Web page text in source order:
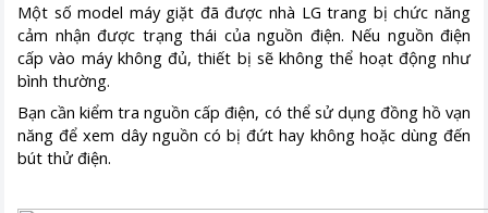
Một số model máy giặt đã được nhà LG trang bị chức năng
cảm nhận được trạng thái của nguồn điện. Nếu nguồn điện
cấp vào máy không đủ, thiết bị sẽ không thể hoạt động như
bình thường.
Bạn cần kiểm tra nguồn cấp điện, có thể sử dụng đồng hồ vạn
năng để xem dây nguồn có bị đứt hay không hoặc dùng đến
bút thử điện.